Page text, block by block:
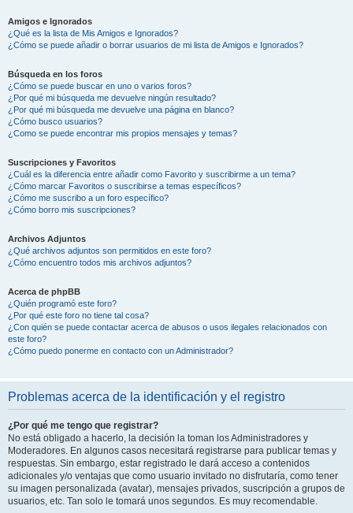
Amigos e Ignorados
¿Qué es la lista de Mis Amigos e Ignorados?
¿Cómo se puede añadir o borrar usuarios de mi lista de Amigos e Ignorados?
Búsqueda en los foros
¿Cómo se puede buscar en uno o varios foros?
¿Por qué mi búsqueda me devuelve ningún resultado?
¿Por qué mi búsqueda me devuelve una página en blanco?
¿Cómo busco usuarios?
¿Como se puede encontrar mis propios mensajes y temas?
Suscripciones y Favoritos
¿Cuál es la diferencia entre añadir como Favorito y suscribirme a un tema?
¿Cómo marcar Favoritos o suscribirse a temas específicos?
¿Cómo me suscribo a un foro específico?
¿Cómo borro mis suscripciones?
Archivos Adjuntos
¿Qué archivos adjuntos son permitidos en este foro?
¿Cómo encuentro todos mis archivos adjuntos?
Acerca de phpBB
¿Quién programó este foro?
¿Por qué este foro no tiene tal cosa?
¿Con quién se puede contactar acerca de abusos o usos ilegales relacionados con
este foro?
¿Cómo puedo ponerme en contacto con un Administrador?
Problemas acerca de la identificación y el registro
¿Por qué me tengo que registrar?
No está obligado a hacerlo, la decisión la toman los Administradores y
Moderadores. En algunos casos necesitará registrarse para publicar temas y
respuestas. Sin embargo, estar registrado le dará acceso a contenidos
adicionales y/o ventajas que como usuario invitado no disfrutaría, como tener
su imagen personalizada (avatar), mensajes privados, suscripción a grupos de
usuarios, etc. Tan solo le tomará unos segundos. Es muy recomendable.